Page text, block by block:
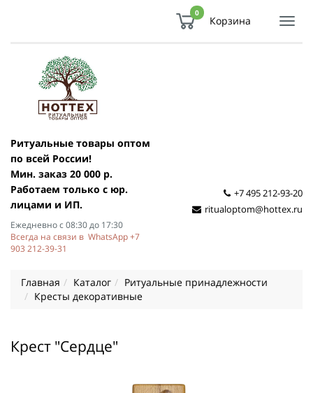
0
Корзина
Ритуальные товары оптом
по всей России!
Мин. заказ 20 000 р.
Работаем только с юр.
лицами и ИП.
Ежедневно с 08:30 до 17:30
Всегда на связи в WhatsApp +7
903 212-39-31
+7 495 212-93-20
ritualoptom@hottex.ru
Главная Каталог
Ритуальные принадлежности
Кресты декоративные
Крест "Сердце"